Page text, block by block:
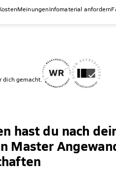
MeinungenInfomaterial anfordern
dich gemacht.
hast du nach
Master